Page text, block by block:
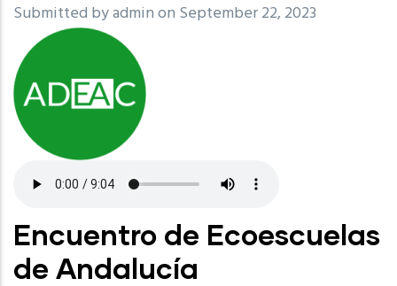
Submitted byadminon September 22, 2023
Encuentro de Ecoescuelas
de Andalucía